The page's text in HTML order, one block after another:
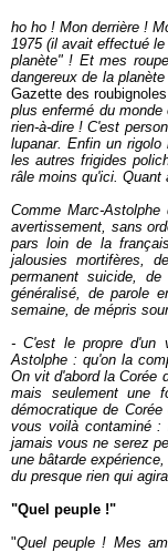
ho ho ! Mon derrière !
1975 (il avait effectué
planète" ! Et mes
dangereux de la
Gazette des
plus enfermé du
rien-à-dire ! C'est
lupanar. Enfin un
les autres frigides
râle moins qu'ici. Quant
Comme Marc-
avertissement, sans
pars loin de la
jalousies mortifères,
permanent suicide,
généralisé, de parole
semaine, de mépris
- C'est le propre d'un
Astolphe : qu'on la
On vit d'abord la Corée
mais seulement une
démocratique de
vous voilà contaminé :
jamais vous ne serez
une bâtarde
du presque rien qui
"Quel peuple !"
"Quel peuple ! Mes